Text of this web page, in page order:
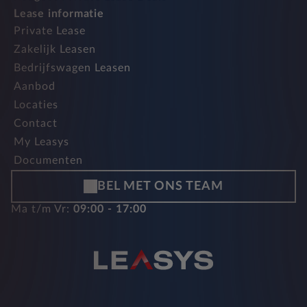
Lease informatie
Private Lease
Zakelijk Leasen
Bedrijfswagen Leasen
Aanbod
Locaties
Contact
My Leasys
Documenten
BEL MET ONS TEAM
Ma t/m Vr: 09:00 - 17:00